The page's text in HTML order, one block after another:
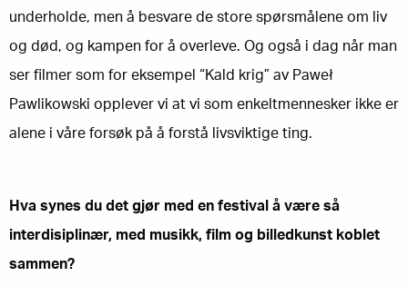
underholde, men å besvare de store spørsmålene om liv
og død, og kampen for å overleve. Og også i dag når man
ser filmer som for eksempel “Kald krig” av Paweł
Pawlikowski opplever vi at vi som enkeltmennesker ikke er
alene i våre forsøk på å forstå livsviktige ting.
Hva synes du det gjør med en festival å være så
interdisiplinær, med musikk, film og billedkunst koblet
sammen?